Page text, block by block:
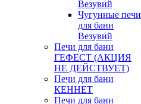
Везувий
Чугунные печи
для бани
Везувий
Печи для бани
ГЕФЕСТ (АКЦИЯ
НЕ ДЕЙСТВУЕТ)
Печи для бани
КЕННЕТ
Печи для бани